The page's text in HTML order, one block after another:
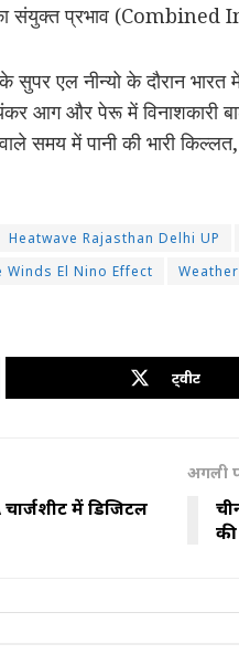
संयुक्त प्रभाव (Combined
एल नीन्यो के दौरान भारत
आग और पेरू में विनाशकारी
समय में पानी की भारी
Heatwave Rajasthan Delhi UP
Winds El Nino Effect
ट्वीट
में डिजिटल
अगली